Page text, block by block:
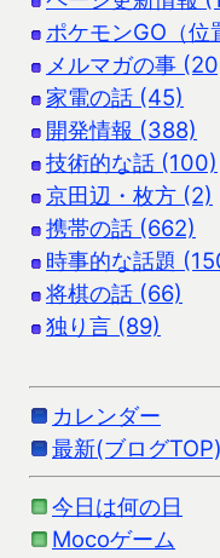
ポケモンGO（位
メルマガの事
家電の話 (45)
開発情報 (388)
技術的な話 (100)
京田辺・枚方 (2)
携帯の話 (662)
時事的な話題
将棋の話 (66)
独り言 (89)
カレンダー
最新(ブログTOP)
今日は何の日
Mocoゲーム